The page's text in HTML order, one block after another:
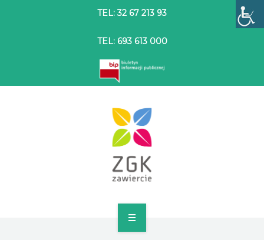
TEL: 32 67 213 93
TEL: 693 613 000